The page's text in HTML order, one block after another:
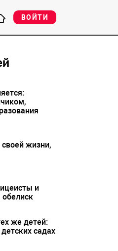
ВОЙТИ
жизни,
и
обелиск
же детей:
садах